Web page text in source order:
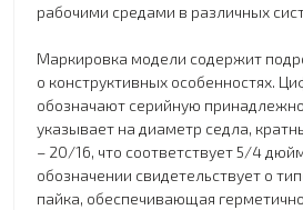
рабочими средами в различных
Маркировка модели содержит
о конструктивных особенностях.
обозначают серийную
указывает на диаметр седла,
– 20/16, что соответствует 5/4
обозначении свидетельствует о
пайка, обеспечивающая